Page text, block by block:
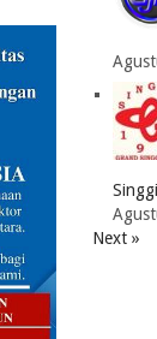
Next »